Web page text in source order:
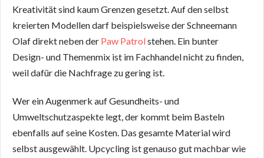
Kreativität sind kaum Grenzen gesetzt. Auf den selbst
kreierten Modellen darf beispielsweise der Schneemann
Olaf direkt neben der Paw Patrolstehen. Ein bunter
Design- und Themenmix ist im Fachhandel nicht zu finden,
weil dafür die Nachfrage zu gering ist.
Wer ein Augenmerk auf Gesundheits- und
Umweltschutzaspekte legt, der kommt beim Basteln
ebenfalls auf seine Kosten. Das gesamte Material wird
selbst ausgewählt. Upcycling ist genauso gut machbar wie